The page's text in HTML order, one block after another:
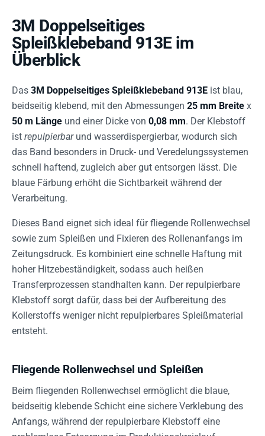
3M Doppelseitiges
Spleißklebeband 913E im
Überblick
Das 3M Doppelseitiges Spleißklebeband 913E ist blau,
beidseitig klebend, mit den Abmessungen 25 mm Breite x
50 m Länge und einer Dicke von 0,08 mm. Der Klebstoff
ist repulpierbarund wasserdispergierbar, wodurch sich
das Band besonders in Druck- und Veredelungssystemen
schnell haftend, zugleich aber gut entsorgen lässt. Die
blaue Färbung erhöht die Sichtbarkeit während der
Verarbeitung.
Dieses Band eignet sich ideal für fliegende Rollenwechsel
sowie zum Spleißen und Fixieren des Rollenanfangs im
Zeitungsdruck. Es kombiniert eine schnelle Haftung mit
hoher Hitzebeständigkeit, sodass auch heißen
Transferprozessen standhalten kann. Der repulpierbare
Klebstoff sorgt dafür, dass bei der Aufbereitung des
Kollerstoffs weniger nicht repulpierbares Spleißmaterial
entsteht.
Fliegende Rollenwechsel und Spleißen
Beim fliegenden Rollenwechsel ermöglicht die blaue,
beidseitig klebende Schicht eine sichere Verklebung des
Anfangs, während der repulpierbare Klebstoff eine